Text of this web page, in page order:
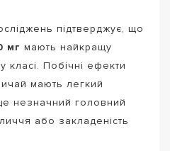
підтверджує, що
мг мають найкращу
класі. Побічні ефекти
мають легкий
незначний головний
або закладеність